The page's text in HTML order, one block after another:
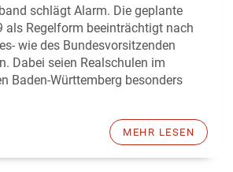
schlägt Alarm. Die geplante
als Regelform beeinträchtigt nach
wie des Bundesvorsitzenden
Dabei seien Realschulen im
Baden-Württemberg besonders
MEHR LESEN